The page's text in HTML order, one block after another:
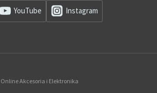
YouTube Instagram
Akcesoria i Elektronika